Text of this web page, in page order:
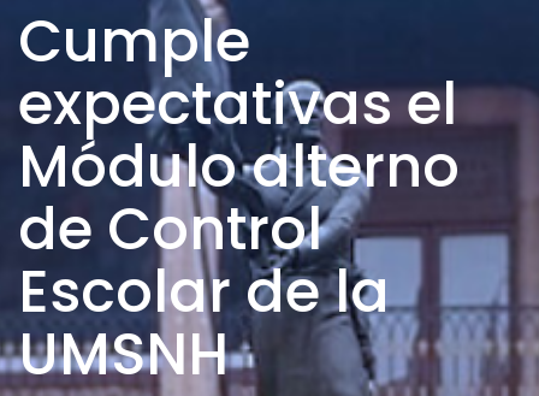
Cumple
expectativas el
Módulo alterno
de Control
Escolar de la
UMSNH